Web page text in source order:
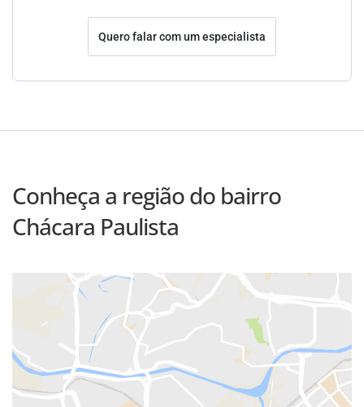
Quero falar com um especialista
Conheça a região do bairro
Chácara Paulista